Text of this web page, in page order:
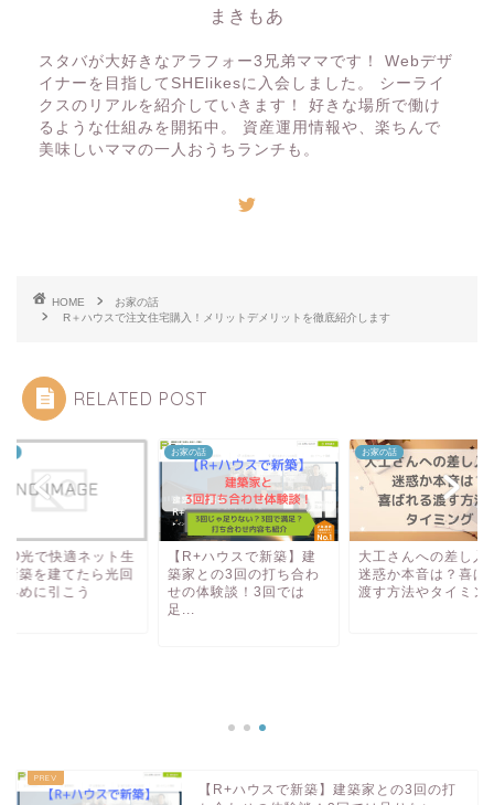
まきもあ
スタバが大好きなアラフォー3兄弟ママです！ Webデザ
イナーを目指してSHElikesに入会しました。 シーライ
クスのリアルを紹介していきます！ 好きな場所で働け
るような仕組みを開拓中。 資産運用情報や、楽ちんで
美味しいママの一人おうちランチも。
HOME
お家の話
R＋ハウスで注文住宅購入！メリットデメリットを徹底紹介します
RELATED POST
光で快適ネット生
新築を建てたら光回
早めに引こう
お家の話
【R+ハウスで新築】建
築家との3回の打ち合わ
せの体験談！3回では
足...
お家の話
大工さんへの差し入
迷惑か本音は？喜ば
渡す方法やタイミン
【R+ハウスで新築】建築家との3回の打